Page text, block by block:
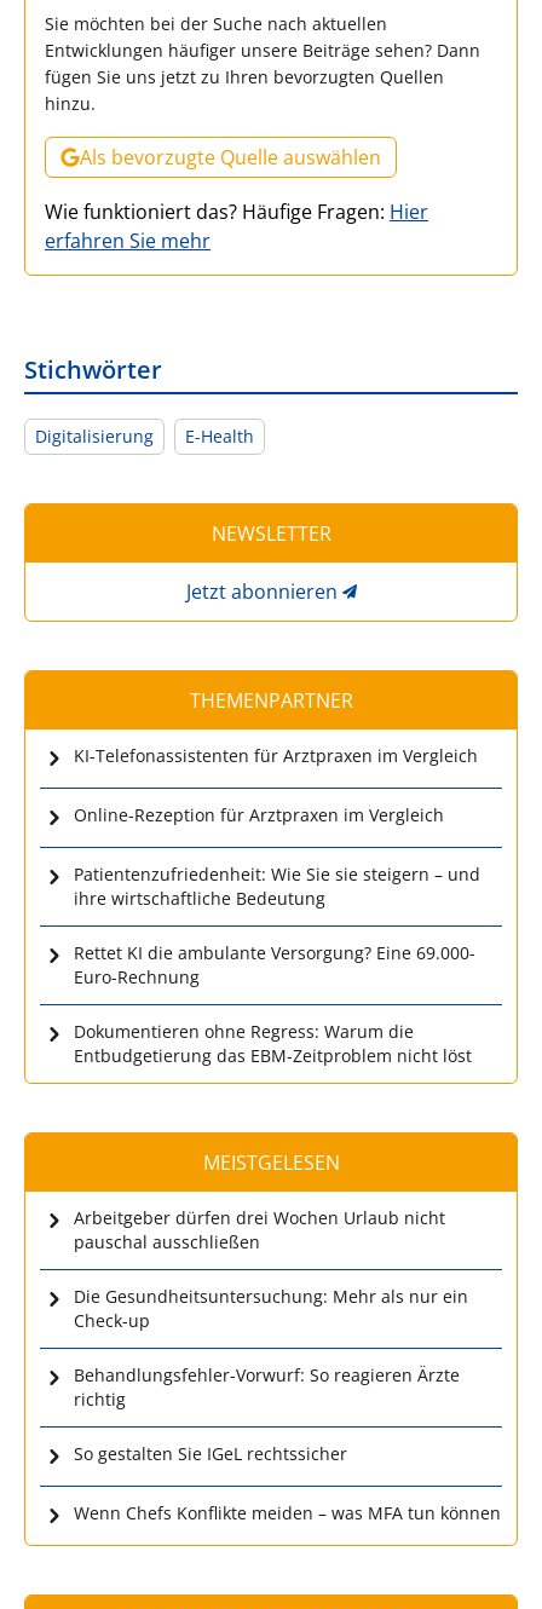
Sie möchten bei der Suche nach aktuellen
Entwicklungen häufiger unsere Beiträge sehen? Dann
fügen Sie uns jetzt zu Ihren bevorzugten Quellen
hinzu.
Als bevorzugte Quelle auswählen
Wie funktioniert das? Häufige Fragen: Hier
erfahren Sie mehr
Stichwörter
Digitalisierung E-Health
NEWSLETTER
Jetzt abonnieren
THEMENPARTNER
KI-Telefonassistenten für Arztpraxen im Vergleich
Online-Rezeption für Arztpraxen im Vergleich
Patientenzufriedenheit: Wie Sie sie steigern – und
ihre wirtschaftliche Bedeutung
Rettet KI die ambulante Versorgung? Eine 69.000-
Euro-Rechnung
Dokumentieren ohne Regress: Warum die
Entbudgetierung das EBM-Zeitproblem nicht löst
MEISTGELESEN
Arbeitgeber dürfen drei Wochen Urlaub nicht
pauschal ausschließen
Die Gesundheitsuntersuchung: Mehr als nur ein
Check-up
Behandlungsfehler-Vorwurf: So reagieren Ärzte
richtig
So gestalten Sie IGeL rechtssicher
Wenn Chefs Konflikte meiden – was MFA tun können